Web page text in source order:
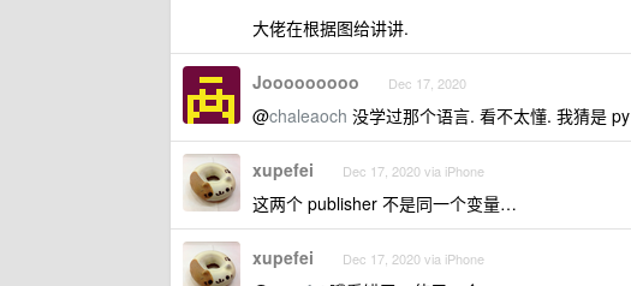
大佬在根据图给讲讲.
Jooooooooo Dec 17, 2020
@chaleaoch 没学过那个语言. 看不太懂. 我猜是 py
xupefei Dec 17, 2020 via iPhone
这两个 publisher 不是同一个变量…
xupefei Dec 17, 2020 via iPhone